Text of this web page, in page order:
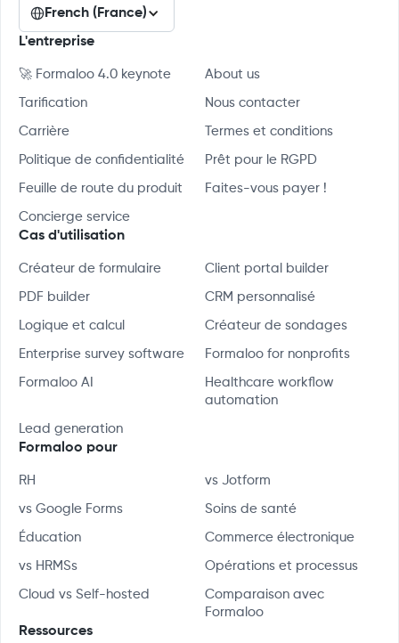
French (France)
L'entreprise
🚀 Formaloo 4.0 keynote About us
Tarification Nous contacter
Carrière Termes et conditions
Politique de confidentialité Prêt pour le RGPD
Feuille de route du produit Faites-vous payer !
Concierge service
Cas d'utilisation
Créateur de formulaire Client portal builder
PDF builder CRM personnalisé
Logique et calcul Créateur de sondages
Enterprise survey software Formaloo for nonprofits
Formaloo AI
Healthcare workflow
automation
Lead generation
Formaloo pour
RH vs Jotform
vs Google Forms Soins de santé
Éducation Commerce électronique
vs HRMSs Opérations et processus
Cloud vs Self-hosted
Comparaison avec
Formaloo
Ressources